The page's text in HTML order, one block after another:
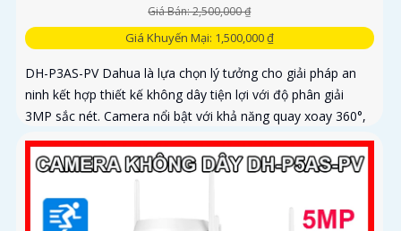
Giá Bán: 2,500,000 ₫
Giá Khuyến Mại: 1,500,000 ₫
DH-P3AS-PV Dahua là lựa chọn lý tưởng cho giải pháp an
ninh kết hợp thiết kế không dây tiện lợi với độ phân giải
3MP sắc nét. Camera nổi bật với khả năng quay xoay 360°,
phát hiện chính xác người và phương tiện, cảnh báo tức thì
bằng đèn nháy và còi hú